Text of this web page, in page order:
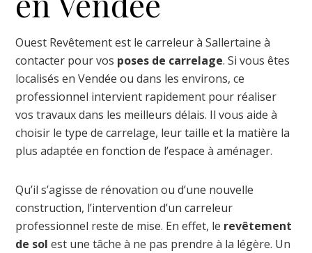
Ouest Revêtement est le carreleur à Sallertaine à
contacter pour vos poses de carrelage. Si vous êtes
localisés en Vendée ou dans les environs, ce
professionnel intervient rapidement pour réaliser
vos travaux dans les meilleurs délais. Il vous aide à
choisir le type de carrelage, leur taille et la matière la
plus adaptée en fonction de l’espace à aménager.
Qu’il s’agisse de rénovation ou d’une nouvelle
construction, l’intervention d’un carreleur
professionnel reste de mise. En effet, le revêtement
de sol est une tâche à ne pas prendre à la légère. Un